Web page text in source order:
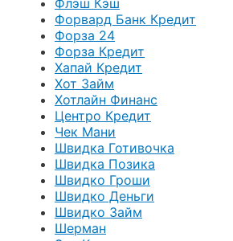
Флэш Кэш
Форвард Банк Кредит
Форза 24
Форза Кредит
Хапай Кредит
Хот Займ
Хотлайн Финанс
Центро Кредит
Чек Мани
Швидка Готивочка
Швидка Позика
Швидко Гроши
Швидко Деньги
Швидко Займ
Шерман